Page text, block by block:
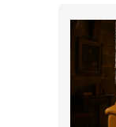
ÜLÉS MAGASSÁG